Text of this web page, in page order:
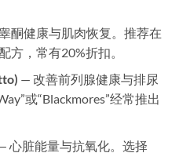
酮健康与肌肉恢复。推荐在
方，常有20%折扣。
— 改善前列腺健康与排尿
或“Blackmores”经常推出
心脏能量与抗氧化。选择